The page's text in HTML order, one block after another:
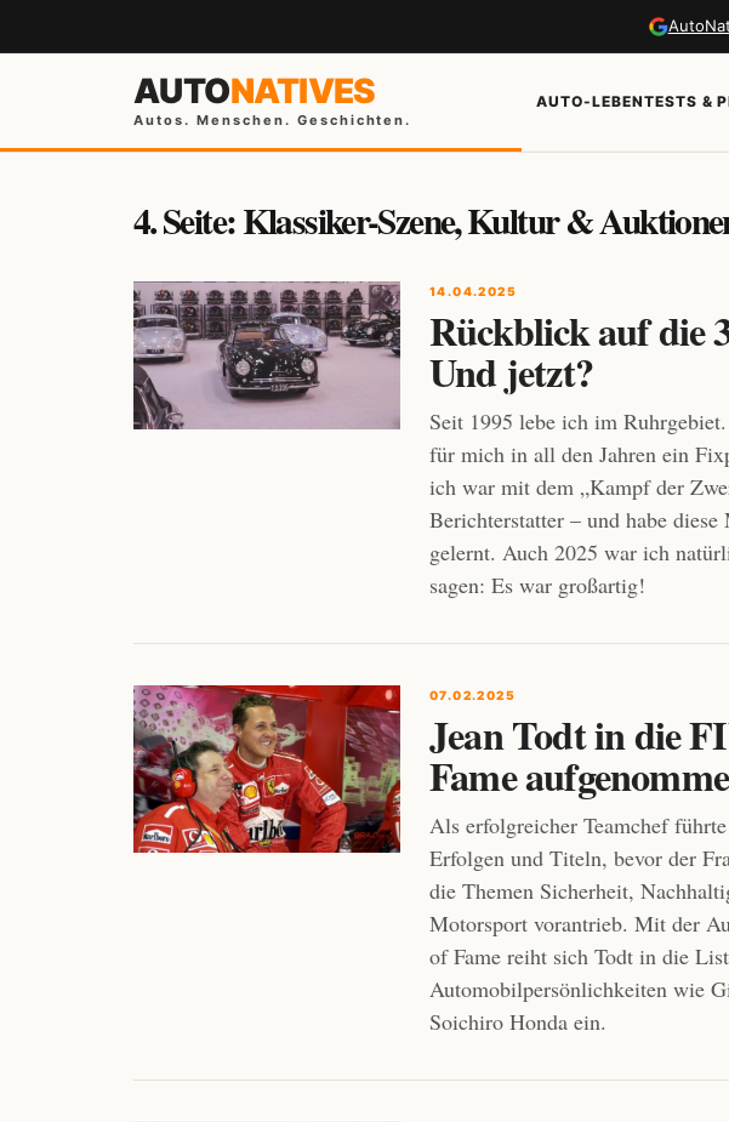
AUTONATIVES
Autos. Menschen. Geschichten.
AUTO-LEBENTESTS &
4. Seite: Klassiker-Szene, Kultur &
14.04.2025
Rückblick auf die
Und jetzt?
Seit 1995 lebe ich im
für mich in all den Jahren ein
ich war mit dem „Kampf der
Berichterstatter – und habe
gelernt. Auch 2025 war ich
sagen: Es war großartig!
07.02.2025
Jean Todt in die
Fame
Als erfolgreicher Teamchef
Erfolgen und Titeln, bevor der
die Themen Sicherheit,
Motorsport vorantrieb. Mit der
of Fame reiht sich Todt in die
Automobilpersönlichkeiten wie
Soichiro Honda ein.